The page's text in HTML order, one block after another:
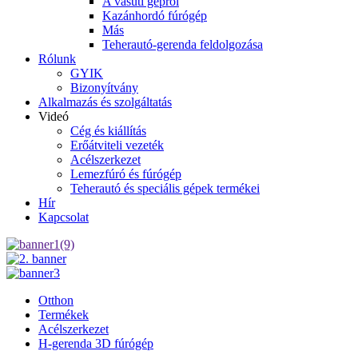
Kazánhordó fúrógép
Más
Teherautó-gerenda feldolgozása
Rólunk
GYIK
Bizonyítvány
Alkalmazás és szolgáltatás
Videó
Cég és kiállítás
Erőátviteli vezeték
Acélszerkezet
Lemezfúró és fúrógép
Teherautó és speciális gépek termékei
Hír
Kapcsolat
Otthon
Termékek
Acélszerkezet
H-gerenda 3D fúrógép